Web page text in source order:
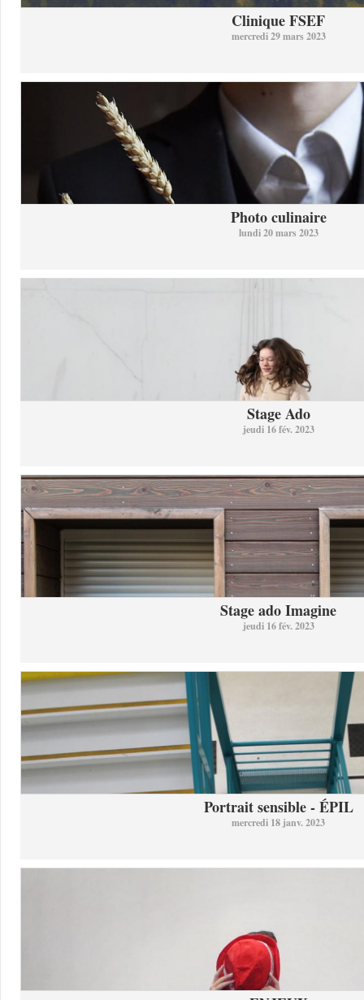
Clinique FSEF
mercredi 29 mars 2023
Photo culinaire
lundi 20 mars 2023
Stage Ado
jeudi 16 fév. 2023
Stage ado Imagine
jeudi 16 fév. 2023
Portrait sensible - ÉPIL
mercredi 18 janv. 2023